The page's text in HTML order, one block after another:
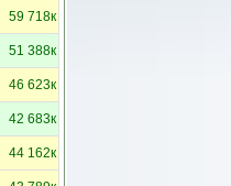
59 718к
51 388к
46 623к
42 683к
44 162к